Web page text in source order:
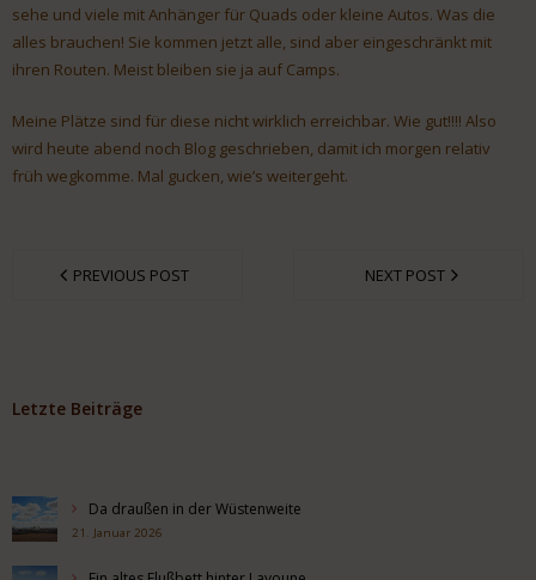
sehe und viele mit Anhänger für Quads oder kleine Autos. Was die
alles brauchen! Sie kommen jetzt alle, sind aber eingeschränkt mit
ihren Routen. Meist bleiben sie ja auf Camps.
Meine Plätze sind für diese nicht wirklich erreichbar. Wie gut!!!! Also
wird heute abend noch Blog geschrieben, damit ich morgen relativ
früh wegkomme. Mal gucken, wie’s weitergeht.
PREVIOUS POST NEXT POST
Letzte Beiträge
Da draußen in der Wüstenweite
21. Januar 2026